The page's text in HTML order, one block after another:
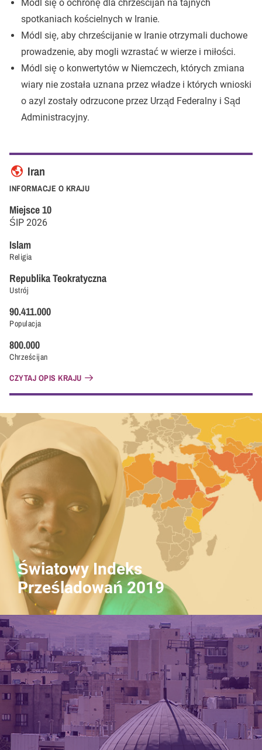
Módl się o ochronę dla chrześcijan na tajnych
spotkaniach kościelnych w Iranie.
Módl się, aby chrześcijanie w Iranie otrzymali duchowe
prowadzenie, aby mogli wzrastać w wierze i miłości.
Módl się o konwertytów w Niemczech, których zmiana
wiary nie została uznana przez władze i których wnioski
o azyl zostały odrzucone przez Urząd Federalny i Sąd
Administracyjny.
INFORMACJE O KRAJU
Iran
Miejsce10
ŚIP 2026
Religia
Islam
Ustrój
Republika Teokratyczna
Populacja
90.411.000
Chrześcijan
800.000
CZYTAJ OPIS KRAJU
Światowy Indeks
Prześladowań 2019